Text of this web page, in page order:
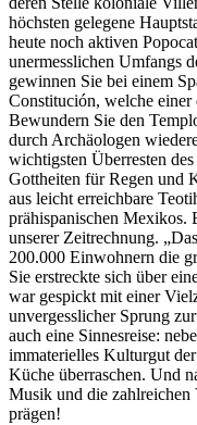
höchsten gelegene
heute noch aktiven
unermesslichen Umfangs
gewinnen Sie bei einem
Constitución, welche
Bewundern Sie den
durch Archäologen
wichtigsten Überresten
Gottheiten für Regen und
aus leicht erreichbare
prähispanischen Mexikos.
unserer Zeitrechnung.
200.000 Einwohnern die
Sie erstreckte sich über
war gespickt mit einer
unvergesslicher Sprung
auch eine Sinnesreise:
immaterielles Kulturgut
Küche überraschen. Und
Musik und die zahlreichen
prägen!